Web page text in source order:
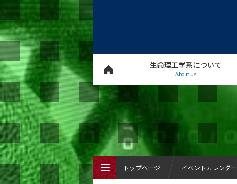
生命理工学系について
About Us
トップページ イベントカレンダー